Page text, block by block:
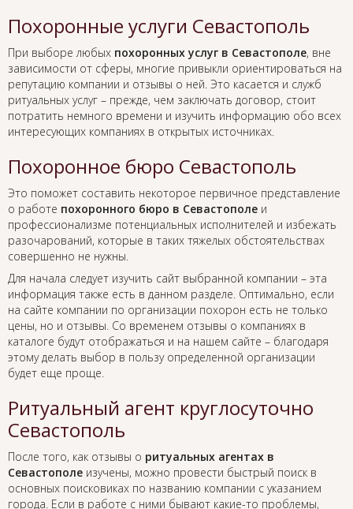
Похоронные услуги Севастополь
При выборе любых похоронных услуг в Севастополе, вне
зависимости от сферы, многие привыкли ориентироваться на
репутацию компании и отзывы о ней. Это касается и служб
ритуальных услуг – прежде, чем заключать договор, стоит
потратить немного времени и изучить информацию обо всех
интересующих компаниях в открытых источниках.
Похоронное бюро Севастополь
Это поможет составить некоторое первичное представление
о работе похоронного бюро в Севастополе и
профессионализме потенциальных исполнителей и избежать
разочарований, которые в таких тяжелых обстоятельствах
совершенно не нужны.
Для начала следует изучить сайт выбранной компании – эта
информация также есть в данном разделе. Оптимально, если
на сайте компании по организации похорон есть не только
цены, но и отзывы. Со временем отзывы о компаниях в
каталоге будут отображаться и на нашем сайте – благодаря
этому делать выбор в пользу определенной организации
будет еще проще.
Ритуальный агент круглосуточно
Севастополь
После того, как отзывы о ритуальных агентах в
Севастополе изучены, можно провести быстрый поиск в
основных поисковиках по названию компании с указанием
города. Если в работе с ними бывают какие-то проблемы,